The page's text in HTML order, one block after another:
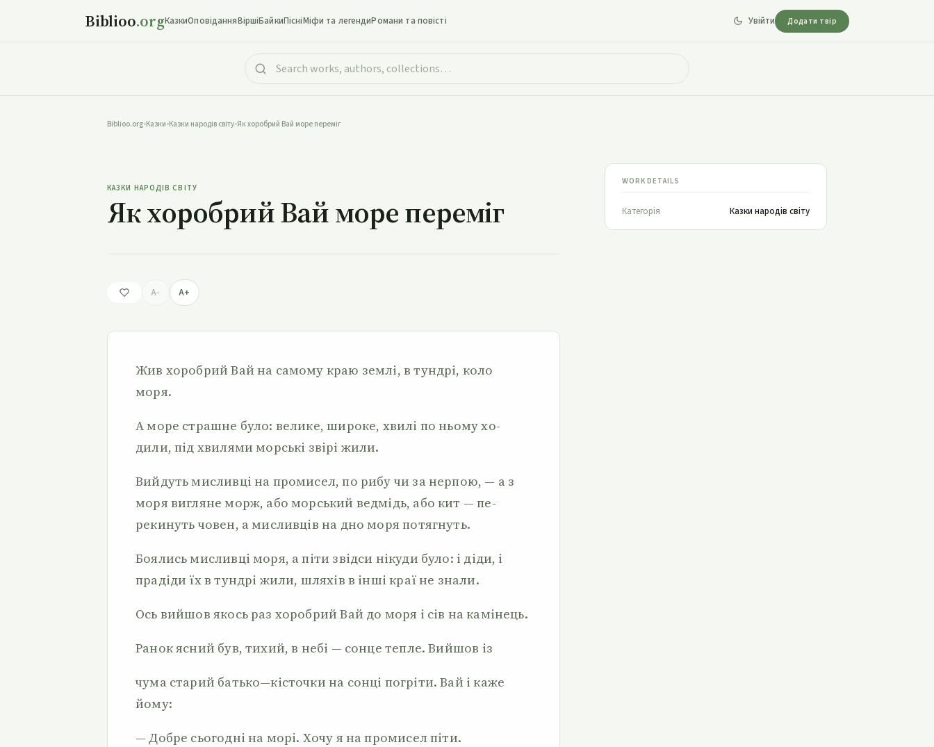
Biblioo.orgКазкиОповіданняВіршіБайкиПісніМіфи та легендиРомани та повісті Увійти Додати твір
Biblioo.org•Казки•Казки народів світу•Як хоробрий Вай море переміг
КАЗКИ НАРОДІВ СВІТУ
Як хоробрий Вай море переміг
A- A+
Жив хоробрий Вай на самому краю землі, в тундрі, коло
моря.
А море страшне було: велике, широке, хвилі по ньому хо­
дили, під хвилями морські звірі жили.
Вийдуть мисливці на промисел, по рибу чи за нерпою, — а з
моря вигляне морж, або морський ведмідь, або кит — пе­
рекинуть човен, а мисливців на дно моря потягнуть.
Боялись мисливці моря, а піти звідси нікуди було: і діди, і
прадіди їх в тундрі жили, шляхів в інші краї не знали.
Ось вийшов якось раз хоробрий Вай до моря і сів на ка­мінець.
Ранок ясний був, тихий, в небі — сонце тепле. Вийшов із
чума старий батько—кісточки на сонці погріти. Вай і каже
йому:
— Добре сьогодні на морі. Хочу я на промисел піти.
WORK DETAILS
Категорія Казки народів світу